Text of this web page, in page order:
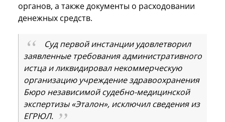
органов, а также документы о расходовании
денежных средств.
Суд первой инстанции удовлетворил
заявленные требования административного
истца и ликвидировал некоммерческую
организацию учреждение здравоохранения
Бюро независимой судебно-медицинской
экспертизы «Эталон», исключил сведения из
ЕГРЮЛ.